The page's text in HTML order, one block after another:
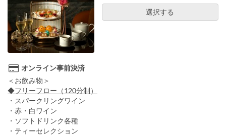
選択する
オンライン事前決済
＜お飲み物＞
◆フリーフロー（120分制）
・スパークリングワイン
・赤・白ワイン
・ソフトドリンク各種
・ティーセレクション